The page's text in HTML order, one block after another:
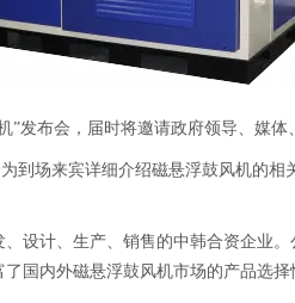
布会，届时将邀请政府领导、媒体
场来宾详细介绍磁悬浮鼓风机的相
计、生产、销售的中韩合资企业
国内外磁悬浮鼓风机市场的产品选